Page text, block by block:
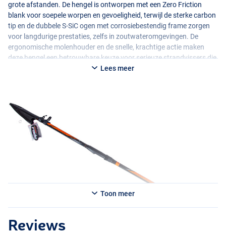
grote afstanden. De hengel is ontworpen met een Zero Friction
blank voor soepele worpen en gevoeligheid, terwijl de sterke carbon
tip en de dubbele S-SiC ogen met corrosiebestendig frame zorgen
voor langdurige prestaties, zelfs in zoutwateromgevingen. De
ergonomische molenhouder en de snelle, krachtige actie maken
deze hengel een betrouwbare keuze voor serieuze strandvissers die
op zoek zijn naar hoogwaardige prestaties.
Lees meer
Toon meer
Reviews